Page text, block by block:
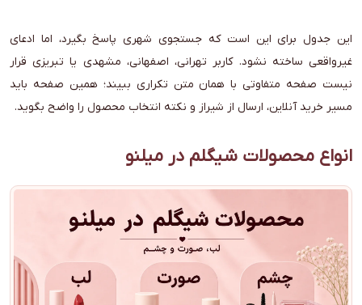
این جدول برای این است که جستجوی شهری پاسخ بگیرد، اما ادعای
غیرواقعی ساخته نشود. کاربر تهرانی، اصفهانی، مشهدی یا تبریزی قرار
نیست صفحه متفاوتی با همان متن تکراری ببیند؛ همین صفحه باید
مسیر خرید آنلاین، ارسال از شیراز و نکته انتخاب محصول را واضح بگوید.
انواع محصولات شیگلم در میلنو